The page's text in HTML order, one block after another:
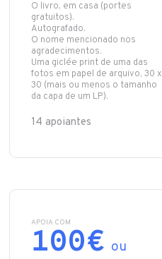
O livro, em casa (portes
gratuitos).
Autografado.
O nome mencionado nos
agradecimentos.
Uma giclée print de uma das
fotos em papel de arquivo, 30 x
30 (mais ou menos o tamanho
14 apoiantes
APOIA COM
100€ ou